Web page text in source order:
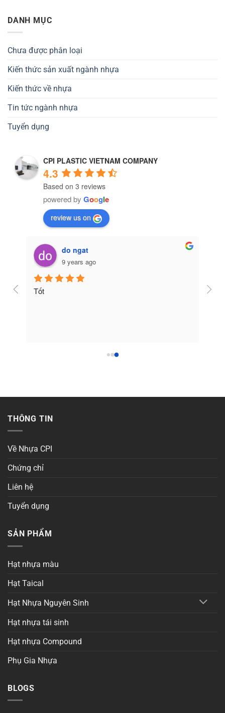
DANH MỤC
Chưa được phân loại
Kiến thức sản xuất ngành nhựa
Kiến thức về nhựa
Tin tức ngành nhựa
Tuyển dụng
CPI PLASTIC VIETNAM COMPANY
4.3
Based on 3 reviews
powered by Google
review us on
do ngat
9 years ago
Tốt
THÔNG TIN
Về Nhựa CPI
Chứng chỉ
Liên hệ
Tuyển dụng
SẢN PHẨM
Hạt nhựa màu
Hạt Taical
Hạt Nhựa Nguyên Sinh
Hạt nhựa tái sinh
Hạt nhựa Compound
Phụ Gia Nhựa
BLOGS